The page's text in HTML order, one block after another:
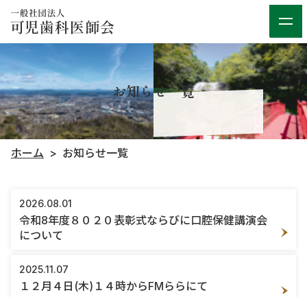
お知らせ一覧
ホーム お知らせ一覧
2026.08.01
令和8年度８０２０表彰式ならびに口腔保健講演会
について
2025.11.07
１２月４日(木)１４時からFMららにて